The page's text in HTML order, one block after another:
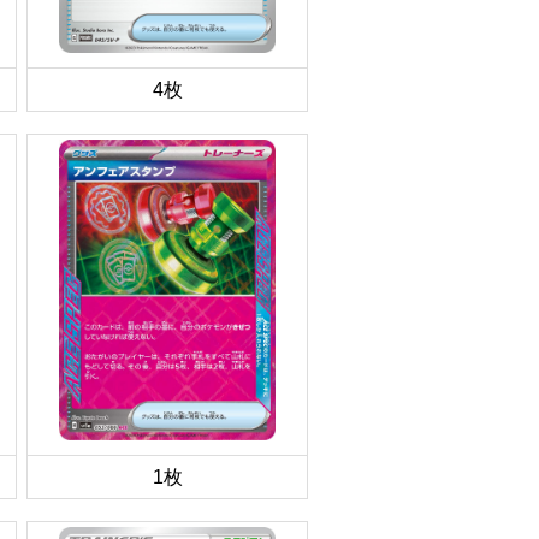
4枚
1枚